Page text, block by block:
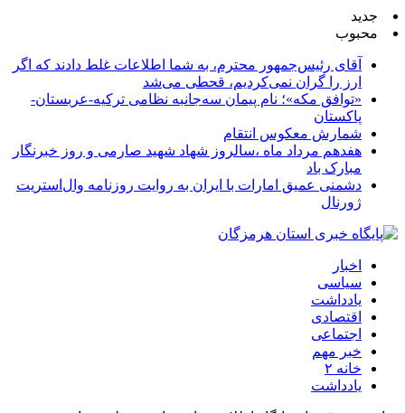
جدید
محبوب
آقای رئیس‌جمهور محترم، به شما اطلاعات غلط دادند که اگر
ارز را گران نمی‌کردیم، قحطی می‌شد
«توافق مکه»؛ نام پیمان سه‌جانبه نظامی ترکیه-عربستان-
پاکستان
شمارش معکوس انتقام
هفدهم مرداد ماه ،سالروز شهاد شهید صارمی و روز خبرنگار
مبارک باد
دشمنی عمیق امارات با ایران به روایت روزنامه وال‌استریت
ژورنال
اخبار
سیاسی
یادداشت
اقتصادی
اجتماعی
خبر مهم
خانه ۲
یادداشت